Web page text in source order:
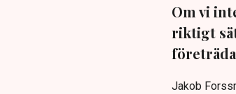
Om vi
riktigt
Jakob